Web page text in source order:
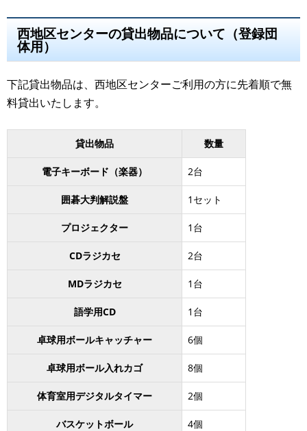
西地区センターの貸出物品について（登録団
体用）
下記貸出物品は、西地区センターご利用の方に先着順で無
料貸出いたします。
貸出物品 数量
電子キーボード（楽器） 2台
囲碁大判解説盤 1セット
プロジェクター 1台
CDラジカセ 2台
MDラジカセ 1台
語学用CD 1台
卓球用ボールキャッチャー 6個
卓球用ボール入れカゴ 8個
体育室用デジタルタイマー 2個
バスケットボール 4個